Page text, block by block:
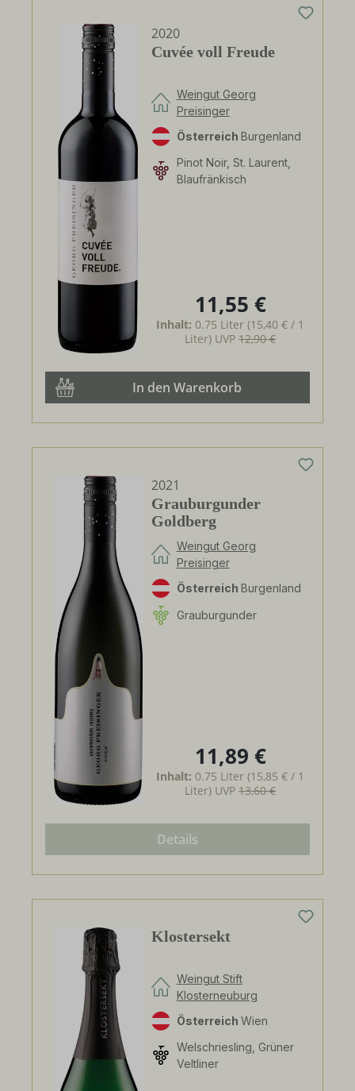
2020
Cuvée voll Freude
Weingut Georg
Preisinger
Österreich Burgenland
Pinot Noir, St. Laurent,
Blaufränkisch
Regulärer Preis:
11,55 €
Inhalt: 0.75 Liter(15,40 € / 1
Liter) UVP12,90 €
In den Warenkorb
2021
Grauburgunder
Goldberg
Weingut Georg
Preisinger
Österreich Burgenland
Grauburgunder
Regulärer Preis:
11,89 €
Inhalt: 0.75 Liter(15,85 € / 1
Liter) UVP13,60 €
Details
Klostersekt
Weingut Stift
Klosterneuburg
Österreich Wien
Welschriesling, Grüner
Veltliner